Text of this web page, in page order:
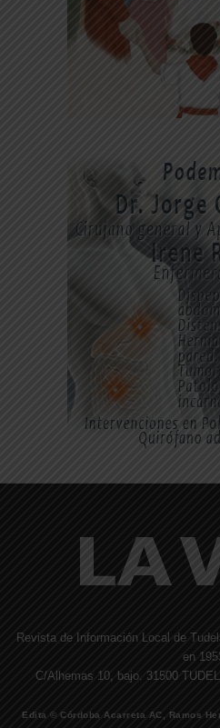
Revista de Información Local de
en
C/Alhemas 10, bajo. 31500
Edita © Córdoba Acarreta AC, Ramos